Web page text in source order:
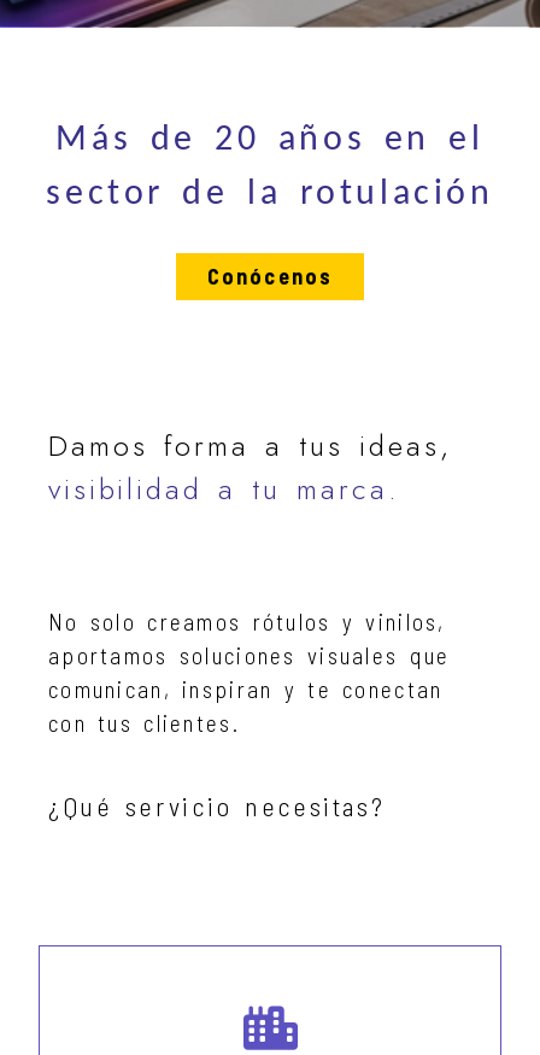
Más de 20 años en el
sector de la rotulación
Conócenos
Damos forma a tus ideas,
visibilidad a tu marca.
No solo creamos rótulos y vinilos,
aportamos soluciones visuales que
comunican, inspiran y te conectan
con tus clientes.
¿Qué servicio necesitas?